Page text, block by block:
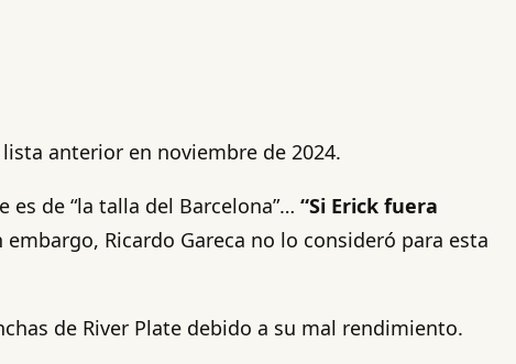
anterior en noviembre de 2024.
de “la talla del Barcelona”… “Si Erick fuera
Ricardo Gareca no lo consideró para esta
de River Plate debido a su mal rendimiento.